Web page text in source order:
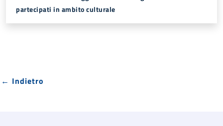
partecipati in ambito culturale
← Indietro